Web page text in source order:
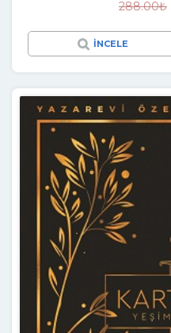
288.00₺
İNCELE